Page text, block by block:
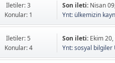
İletiler: 3
Konular: 1
Son ileti: Nisan
Ynt: ülkemizin
İletiler: 5
Konular: 4
Son ileti: Ekim
Ynt: sosyal bilgiler